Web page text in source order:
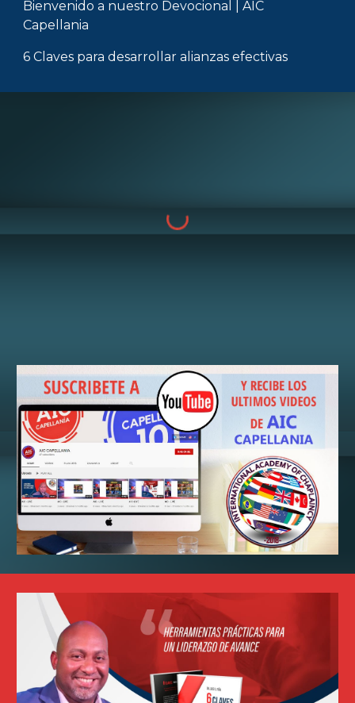
Bienvenido a nuestro Devocional
| AIC
Capellania
6 Claves para desarrollar alianzas efectivas